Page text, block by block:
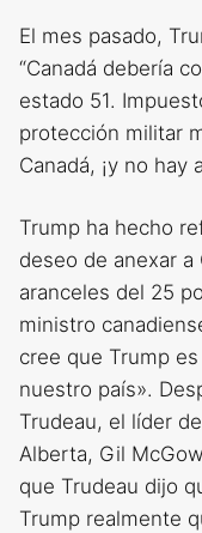
El mes pasado,
“Canadá debería
estado 51.
protección militar
Canadá, ¡y no hay
Trump ha hecho
deseo de anexar a
aranceles del 25
ministro
cree que Trump
nuestro país».
Trudeau, el líder
Alberta, Gil
que Trudeau dijo
Trump realmente